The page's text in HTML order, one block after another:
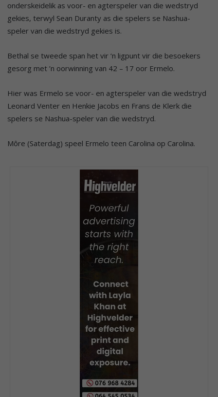
onderskeidelik as voor- en agterspeler van die wedstryd
gekies, terwyl Sean Duranty as die spelers se Nashua-
speler van die wedstryd gekies is.
Bethal se tweede span het vir ‘n ligpunt vir die besoekers
gesorg met ’n oorwinning van 42 – 17 oor Ermelo.
Hier was Ermelo se voor- en agterspeler van die wedstryd
Leonard Venter en Henkie Jacobs en Frans de Klerk die
spelers se Nashua-speler van die wedstryd.
Môre (Saterdag) speel Ermelo teen Carolina op Carolina.